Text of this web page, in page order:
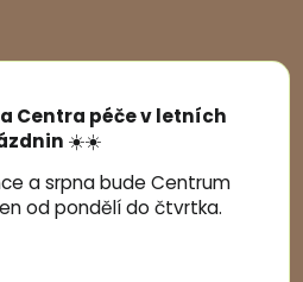
Centra péče v letních
☀️☀️
a srpna bude Centrum
od pondělí do čtvrtka.